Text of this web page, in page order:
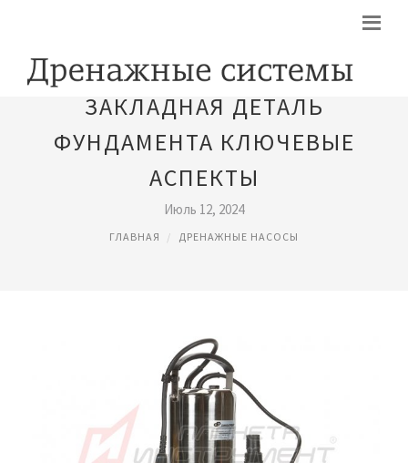
ЗАКЛАДНАЯ ДЕТАЛЬ
ФУНДАМЕНТА КЛЮЧЕВЫЕ
АСПЕКТЫ
Июль 12, 2024
ГЛАВНАЯ ДРЕНАЖНЫЕ НАСОСЫ